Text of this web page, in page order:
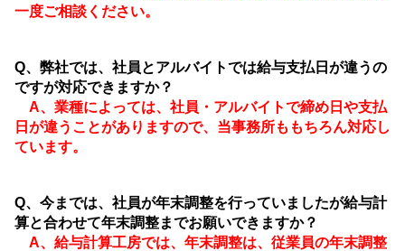
一度ご相談ください。
Q、弊社では、社員とアルバイトでは給与支払日が違うの
ですが対応できますか？
A、業種によっては、社員・アルバイトで締め日や支払
日が違うことがありますので、当事務所ももちろん対応し
ています。
Q、今までは、社員が年末調整を行っていましたが給与計
算と合わせて年末調整までお願いできますか？
A、給与計算工房では、年末調整は、従業員の年末調整